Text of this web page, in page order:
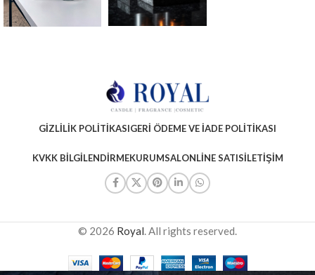
GIZLILIK POLITIKASIGERI ÖDEME VE İADE POLITIKASI
KVKK BILGILENDIRMEKURUMSALONLINE SATISİLETIŞIM
© 2026 Royal. All rights reserved.